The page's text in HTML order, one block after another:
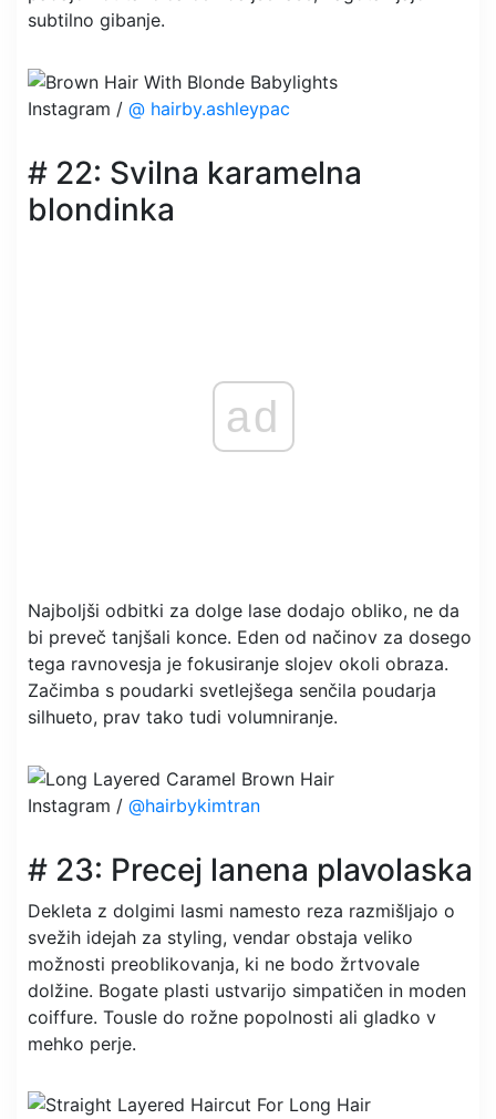
subtilno gibanje.
Instagram / @ hairby.ashleypac
# 22: Svilna karamelna
blondinka
ad
Najboljši odbitki za dolge lase dodajo obliko, ne da
bi preveč tanjšali konce. Eden od načinov za dosego
tega ravnovesja je fokusiranje slojev okoli obraza.
Začimba s poudarki svetlejšega senčila poudarja
silhueto, prav tako tudi volumniranje.
Instagram / @hairbykimtran
# 23: Precej lanena plavolaska
Dekleta z dolgimi lasmi namesto reza razmišljajo o
svežih idejah za styling, vendar obstaja veliko
možnosti preoblikovanja, ki ne bodo žrtvovale
dolžine. Bogate plasti ustvarijo simpatičen in moden
coiffure. Tousle do rožne popolnosti ali gladko v
mehko perje.